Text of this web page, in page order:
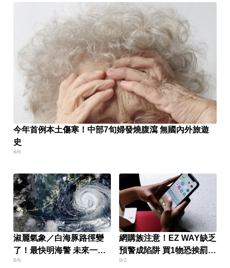
今年首例本土傷寒！中部7旬婦發燒腹瀉 無國內外旅遊
史
8/6
淑麗氣象／白海豚路徑變
了！最快明海警 未來一週
降雨熱區曝
8/6
網購族注意！EZ WAY缺乏
預警成陷阱 買1物恐挨罰百
萬
8/2